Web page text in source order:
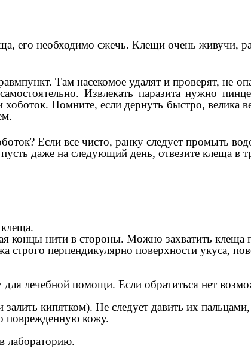
его необходимо сжечь. Клещи очень живучи,
Там насекомое удалят и проверят, не
Извлекать паразита нужно
Помните, если дернуть быстро, велика
Если все чисто, ранку следует промыть
даже на следующий день, отвезите клеща в
концы нити в стороны. Можно захватить клеща
перпендикулярно поверхности укуса,
для лечебной помощи. Если обратиться нет
кипятком). Не следует давить их
поврежденную кожу.
лабораторию.